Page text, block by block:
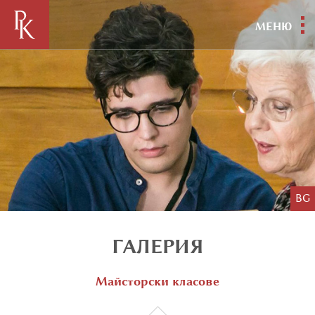
МЕНЮ
BG
ГАЛЕРИЯ
Майсторски класове